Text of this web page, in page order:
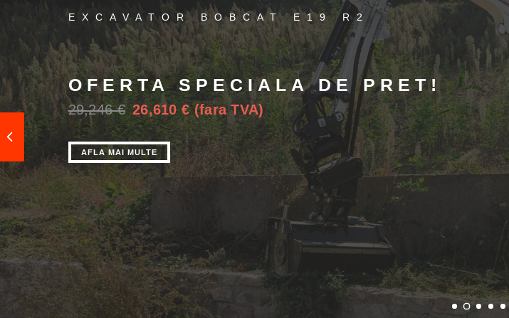
EXCAVATOR BOBCAT E19 R2
OFERTA SPECIALA DE PRET!
29,246 € 26,610 € (fara TVA)
AFLA MAI MULTE